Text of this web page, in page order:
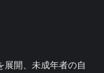
開、未成年者の自